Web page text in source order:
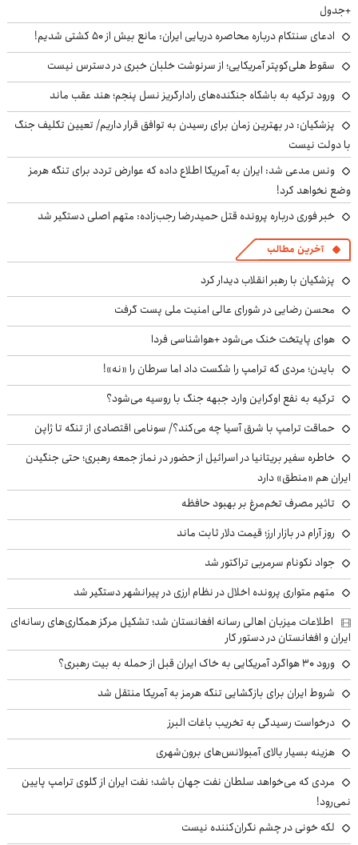
+جدول
ادعای سنتکام درباره محاصره دریایی ایران: مانع بیش از ۵۰ کشتی شدیم!
سقوط هلی‌کوپتر آمریکایی؛ از سرنوشت خلبان خبری در دسترس نیست
ورود ترکیه به باشگاه جنگنده‌های رادارگریز نسل پنجم؛ هند عقب ماند
پزشکیان‌: در بهترین زمان برای رسیدن به توافق قرار داریم/ تعیین تکلیف جنگ
با دولت نیست
ونس مدعی شد: ایران به آمریکا اطلاع داده که عوارض تردد برای تنگه هرمز
وضع نخواهد کرد!
خبر فوری درباره پرونده قتل حمیدرضا رجب‌زاده: متهم اصلی دستگیر شد
آخرین مطالب
پزشکیان با رهبر انقلاب دیدار کرد
محسن رضایی در شورای عالی امنیت ملی پست گرفت
هوای پایتخت خنک می‌شود +هواشناسی فردا
بایدن؛ مردی که ترامپ را شکست داد اما سرطان را «نه»!
ترکیه به نفع اوکراین وارد جبهه جنگ با روسیه می‌شود؟
حماقت ترامپ با شرق آسیا چه می‌کند؟/ سونامی اقتصادی از تنگه تا ژاپن
خاطره سفیر بریتانیا در اسرائیل از حضور در نماز جمعه رهبری؛ حتی جنگیدن
ایران هم «منطق» دارد
تاثیر مصرف تخم‌مرغ بر بهبود حافظه
روز آرام در بازار ارز؛ قیمت دلار ثابت ماند
جواد نکونام سرمربی تراکتور شد
متهم متواری پرونده اخلال در نظام ارزی در پیرانشهر دستگیر شد
اطلاعات میزبان اهالی رسانه افغانستان شد؛ تشکیل مرکز همکاری‌های رسانه‌ای
ایران و افغانستان در دستور کار
ورود ۳۰ هواگرد آمریکایی به خاک ایران قبل از حمله به بیت رهبری؟
شروط ایران برای بازگشایی تنگه هرمز به آمریکا منتقل شد
درخواست رسیدگی به تخریب باغات البرز
هزینه بسیار بالای آمبولانس‌های برون‌شهری
مردی که می‌خواهد سلطان نفت جهان باشد؛ نفت ایران از گلوی ترامپ پایین
نمی‌رود!
لکه خونی در چشم نگران‌کننده نیست